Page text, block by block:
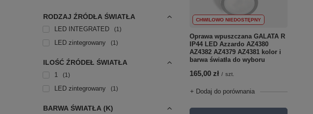
RODZAJ ŹRÓDŁA ŚWIATŁA
LED INTEGRATED 1
LED zintegrowany 1
ILOŚĆ ŹRÓDEŁ ŚWIATŁA
1 1
LED zintegrowany 1
BARWA ŚWIATŁA (K)
CHWILOWO NIEDOSTĘPNY
Oprawa wpuszczana GALATA R
IP44 LED Azzardo AZ4380
AZ4382 AZ4379 AZ4381 kolor i
barwa światła do wyboru
165,00 zł / szt.
+ Dodaj do porównania